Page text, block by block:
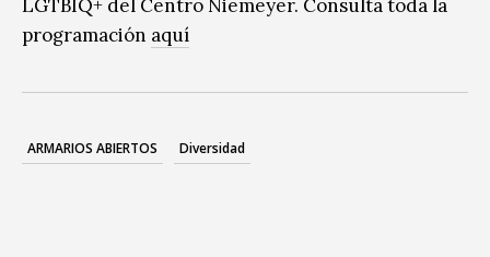
LGTBIQ+ del Centro Niemeyer. Consulta toda la
programación aquí
ARMARIOS ABIERTOS Diversidad